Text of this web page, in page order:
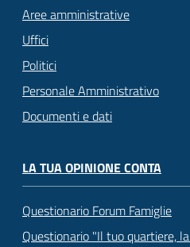
Aree amministrative
Uffici
Politici
Personale Amministrativo
Documenti e dati
LA TUA OPINIONE CONTA
Questionario Forum Famiglie
Questionario "Il tuo quartiere,